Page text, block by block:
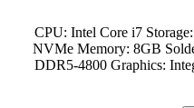
CPU: Intel Core i7
NVMe Memory: 8GB
DDR5-4800 Graphics: